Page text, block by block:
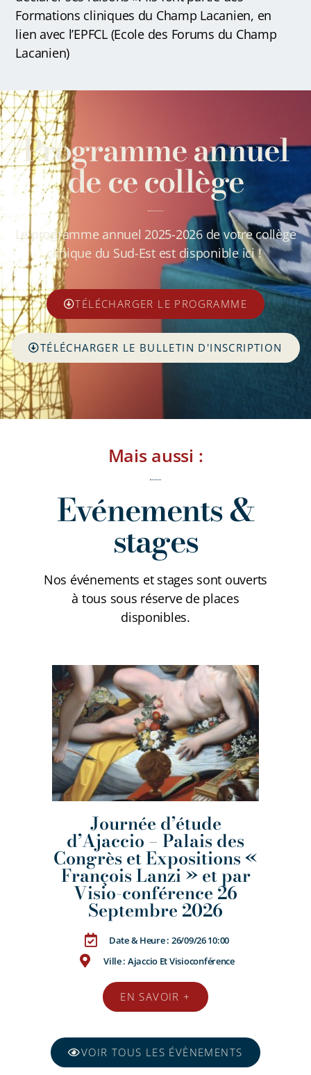
Formations cliniques du Champ Lacanien, en
lien avec l’EPFCL (Ecole des Forums du Champ
Lacanien)
Programme annuel
de ce collège
Le programme annuel 2025-2026 de votre collège
clinique du Sud-Est est disponible ici !
TÉLÉCHARGER LE PROGRAMME
TÉLÉCHARGER LE BULLETIN D'INSCRIPTION
Mais aussi :
Evénements &
stages
Nos événements et stages sont ouverts
à tous sous réserve de places
disponibles.
Journée d’étude
d’Ajaccio – Palais des
Congrès et Expositions «
François Lanzi » et par
Visio-conférence 26
Septembre 2026
Date & Heure : 26/09/26 10:00
Ville : Ajaccio Et Visioconférence
EN SAVOIR +
VOIR TOUS LES ÉVÈNEMENTS